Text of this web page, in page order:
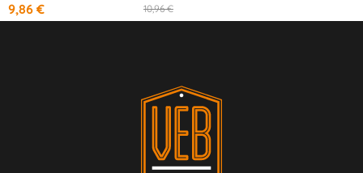
10,96 €
9,86 €